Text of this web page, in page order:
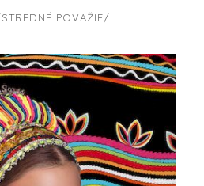
POVAŽIE/